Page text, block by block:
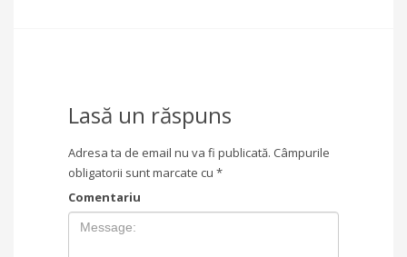
Lasă un răspuns
Adresa ta de email nu va fi publicată. Câmpurile
obligatorii sunt marcate cu *
Comentariu